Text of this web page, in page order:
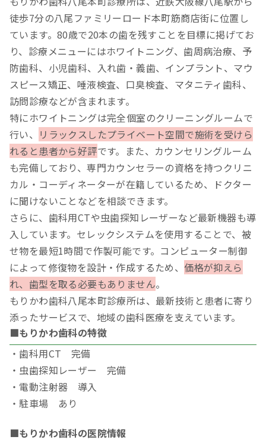
徒歩7分の八尾ファミリーロード本町筋商店街に位置し
ています。80歳で20本の歯を残すことを目標に掲げてお
り、診療メニューにはホワイトニング、歯周病治療、予
防歯科、小児歯科、入れ歯・義歯、インプラント、マウ
スピース矯正、唾液検査、口臭検査、マタニティ歯科、
訪問診療などが含まれます。
特にホワイトニングは完全個室のクリーニングルームで
行い、 リラックスしたプライベート空間で施術を受けら
れると患者から好評です。また、カウンセリングルーム
も完備しており、専門カウンセラーの資格を持つクリニ
カル・コーディネーターが在籍しているため、ドクター
に聞けないことなどを相談できます。
さらに、歯科用CTや虫歯探知レーザーなど最新機器も導
入しています。セレックシステムを使用することで、被
せ物を最短1時間で作製可能です。コンピューター制御
によって修復物を設計・作成するため、 価格が抑えら
れ、歯型を取る必要もありません。
もりかわ歯科八尾本町診療所は、最新技術と患者に寄り
添ったサービスで、地域の歯科医療を支えています。
■もりかわ歯科の特徴
・歯科用CT 完備
・虫歯探知レーザー 完備
・電動注射器 導入
・駐車場 あり
■もりかわ歯科の医院情報